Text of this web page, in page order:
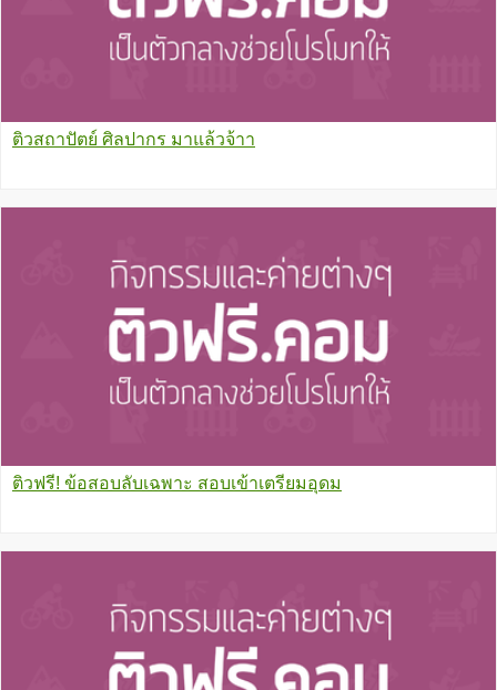
ติวสถาปัตย์ ศิลปากร มาแล้วจ้าา
ติวฟรี! ข้อสอบลับเฉพาะ สอบเข้าเตรียมอุดม